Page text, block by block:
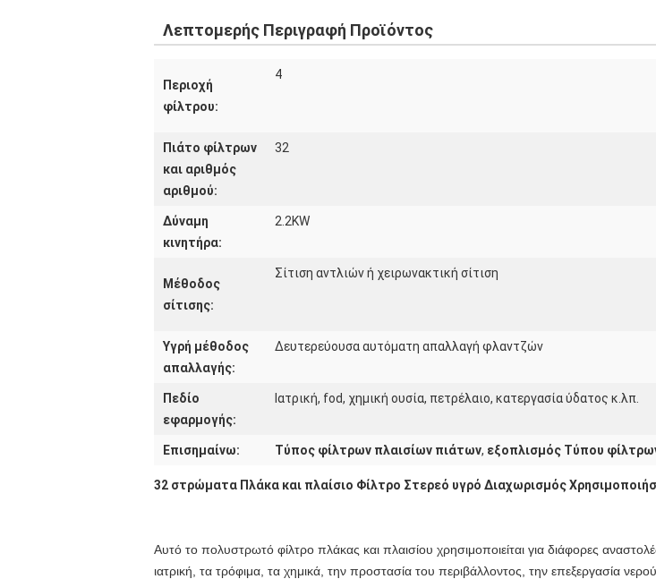
Λεπτομερής Περιγραφή Προϊόντος
Περιοχή
φίλτρου:
4
Πιάτο φίλτρων
και αριθμός
αριθμού:
32
Δύναμη
κινητήρα:
2.2KW
Μέθοδος
σίτισης:
Σίτιση αντλιών ή χειρωνακτική σίτιση
Υγρή μέθοδος
απαλλαγής:
Δευτερεύουσα αυτόματη απαλλαγή φλαντζών
Πεδίο
εφαρμογής:
Ιατρική, fod, χημική ουσία, πετρέλαιο, κατεργασία ύδατος κ.λπ.
Επισημαίνω: Τύπος φίλτρων πλαισίων πιάτων, εξοπλισμός Τύπου
32 στρώματα Πλάκα και πλαίσιο Φίλτρο Στερεό υγρό Διαχωρισμός
Αυτό το πολυστρωτό φίλτρο πλάκας και πλαισίου χρησιμοποιείται για διάφορες
ιατρική, τα τρόφιμα, τα χημικά, την προστασία του περιβάλλοντος, την επεξεργασία